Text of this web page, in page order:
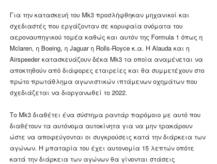
Για την κατασκευή του Mk3 προσλήφθηκαν μηχανικοί και
σχεδιαστές που εργάζονταν σε κορυφαία ονόματα του
αεροναυπηγικού τομέα καθώς και αυτόν της Formula 1 όπως η
Mclaren, η Boeing, η Jaguar η Rolls-Royce κ.α. Η Alauda και η
Airspeeder κατασκευάζουν δέκα Mk3 τα οποία αναμένεται να
αποκτηθούν από διάφορες εταιρείες και θα συμμετέχουν στο
πρώτο πρωτάθλημα αγωνιστικών ιπτάμενων οχημάτων που
σχεδιάζεται να διοργανωθεί το 2022.
Το Mk3 διαθέτει ένα σύστημα ραντάρ παρόμοιο με αυτό που
διαθέτουν τα αυτόνομα αυτοκίνητα για να μην τρακάρουν
ώστε να αποφεύγονται οι συγκρούσεις κατά την διάρκεια των
αγώνων. Η μπαταρία του έχει αυτονομία 15 λεπτών οπότε
κατά την διάρκεια των αγώνων θα γίνονται στάσεις